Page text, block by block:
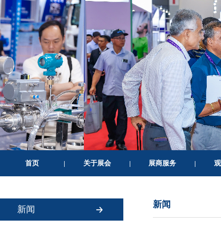
首页 | 关于展会 | 展商服务 |
新闻 新闻